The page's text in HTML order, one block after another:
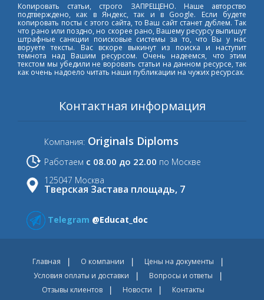
Копировать статьи, строго ЗАПРЕЩЕНО. Наше авторство
подтверждено, как в Яндекс, так и в Google. Если будете
копировать посты с этого сайта, то Ваш сайт станет дублем. Так
что рано или поздно, но скорее рано, Вашему ресурсу выпишут
штрафные санкции поисковые системы за то, что Вы у нас
воруете тексты. Вас вскоре выкинут из поиска и наступит
темнота над Вашим ресурсом. Очень надеемся, что этим
текстом мы убедили не воровать статьи на данном ресурсе, так
как очень надоело читать наши публикации на чужих ресурсах.
Контактная информация
Компания: Originals Diploms
Работаем с 08.00 до 22.00 по Москве
125047 Москва
Тверская Застава площадь, 7
Telegram @Educat_doc
Главная О компании
Цены на документы
Условия оплаты и доставки
Вопросы и ответы
Отзывы клиентов
Новости Контакты